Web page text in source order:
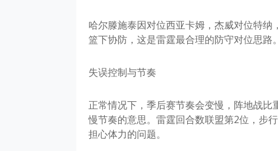
哈尔滕施泰因对位西亚卡姆，杰威对位特纳，
篮下协防，这是雷霆最合理的防守对位思路。
失误控制与节奏
正常情况下，季后赛节奏会变慢，阵地战
慢节奏的意思。雷霆回合数联盟第2位，步
担心体力的问题。